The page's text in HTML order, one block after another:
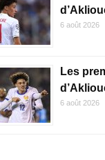
6 août 2026
Les
6 août 2026